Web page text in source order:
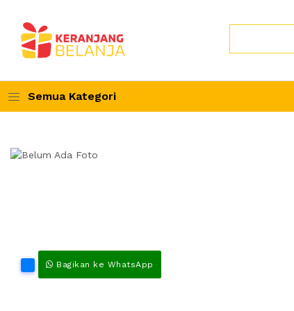
Semua Kategori
Bagikan ke WhatsApp